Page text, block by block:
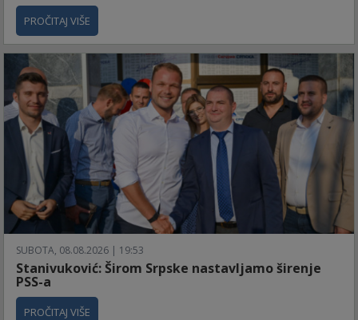
PROČITAJ VIŠE
SUBOTA, 08.08.2026 | 19:53
Stanivuković: Širom Srpske nastavljamo širenje
PSS-a
PROČITAJ VIŠE